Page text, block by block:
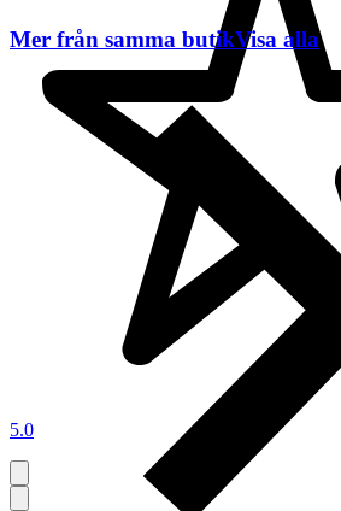
5.0
Mer från samma butikVisa alla